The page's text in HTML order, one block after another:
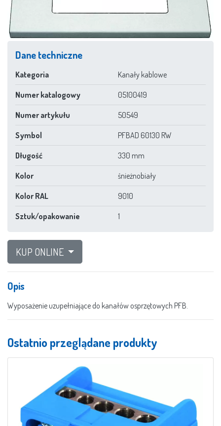
Dane techniczne
Kategoria Kanały kablowe
Numer katalogowy 05100419
Numer artykułu 50549
Symbol PFBAD 60130 RW
Długość 330 mm
Kolor śnieżnobiały
Kolor RAL 9010
Sztuk/opakowanie 1
KUP ONLINE
Opis
Wyposażenie uzupełniające do kanałów osprzętowych PFB.
Ostatnio przeglądane produkty